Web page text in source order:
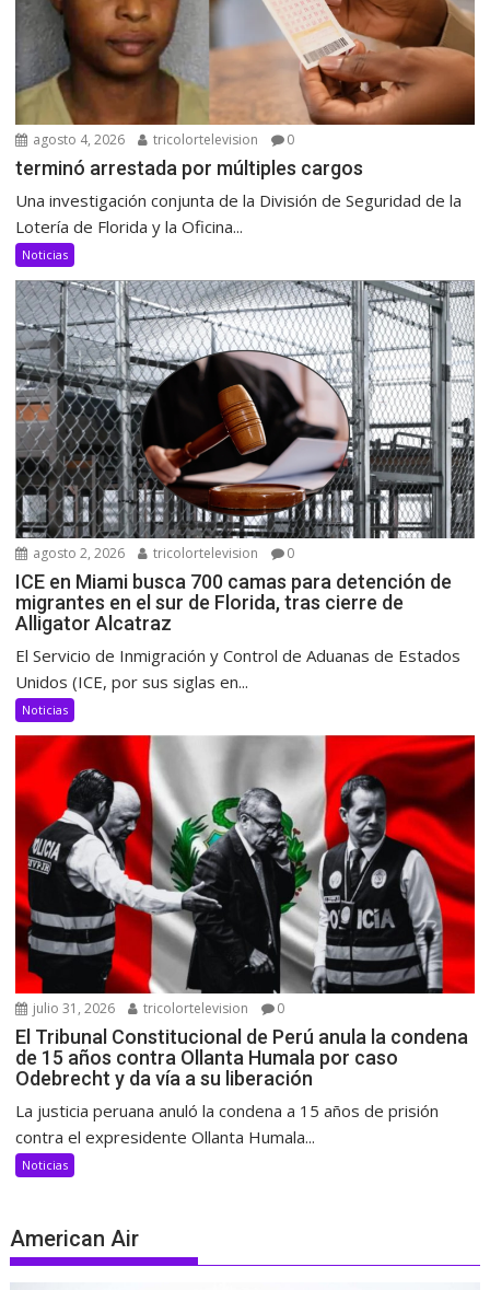
agosto 4, 2026 tricolortelevision 0
terminó arrestada por múltiples cargos
Una investigación conjunta de la División de Seguridad de la
Lotería de Florida y la Oficina...
Noticias
agosto 2, 2026 tricolortelevision 0
ICE en Miami busca 700 camas para detención de
migrantes en el sur de Florida, tras cierre de
Alligator Alcatraz
El Servicio de Inmigración y Control de Aduanas de Estados
Unidos (ICE, por sus siglas en...
Noticias
julio 31, 2026 tricolortelevision 0
El Tribunal Constitucional de Perú anula la condena
de 15 años contra Ollanta Humala por caso
Odebrecht y da vía a su liberación
La justicia peruana anuló la condena a 15 años de prisión
contra el expresidente Ollanta Humala...
Noticias
American Air